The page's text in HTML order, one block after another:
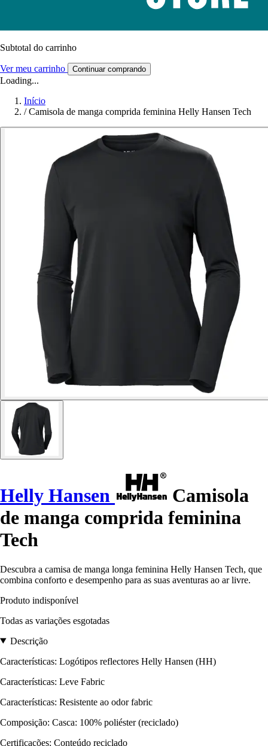
Subtotal do carrinho
Ver meu carrinho Continuar comprando
Loading...
Início
/ Camisola de manga comprida feminina Helly Hansen Tech
Helly Hansen
Camisola
de manga comprida feminina
Tech
Descubra a camisa de manga longa feminina Helly Hansen Tech, que
combina conforto e desempenho para as suas aventuras ao ar livre.
Produto indisponível
Todas as variações esgotadas
Descrição
Características: Logótipos reflectores Helly Hansen (HH)
Características: Leve Fabric
Características: Resistente ao odor fabric
Composição: Casca: 100% poliéster (reciclado)
Certificações: Conteúdo reciclado